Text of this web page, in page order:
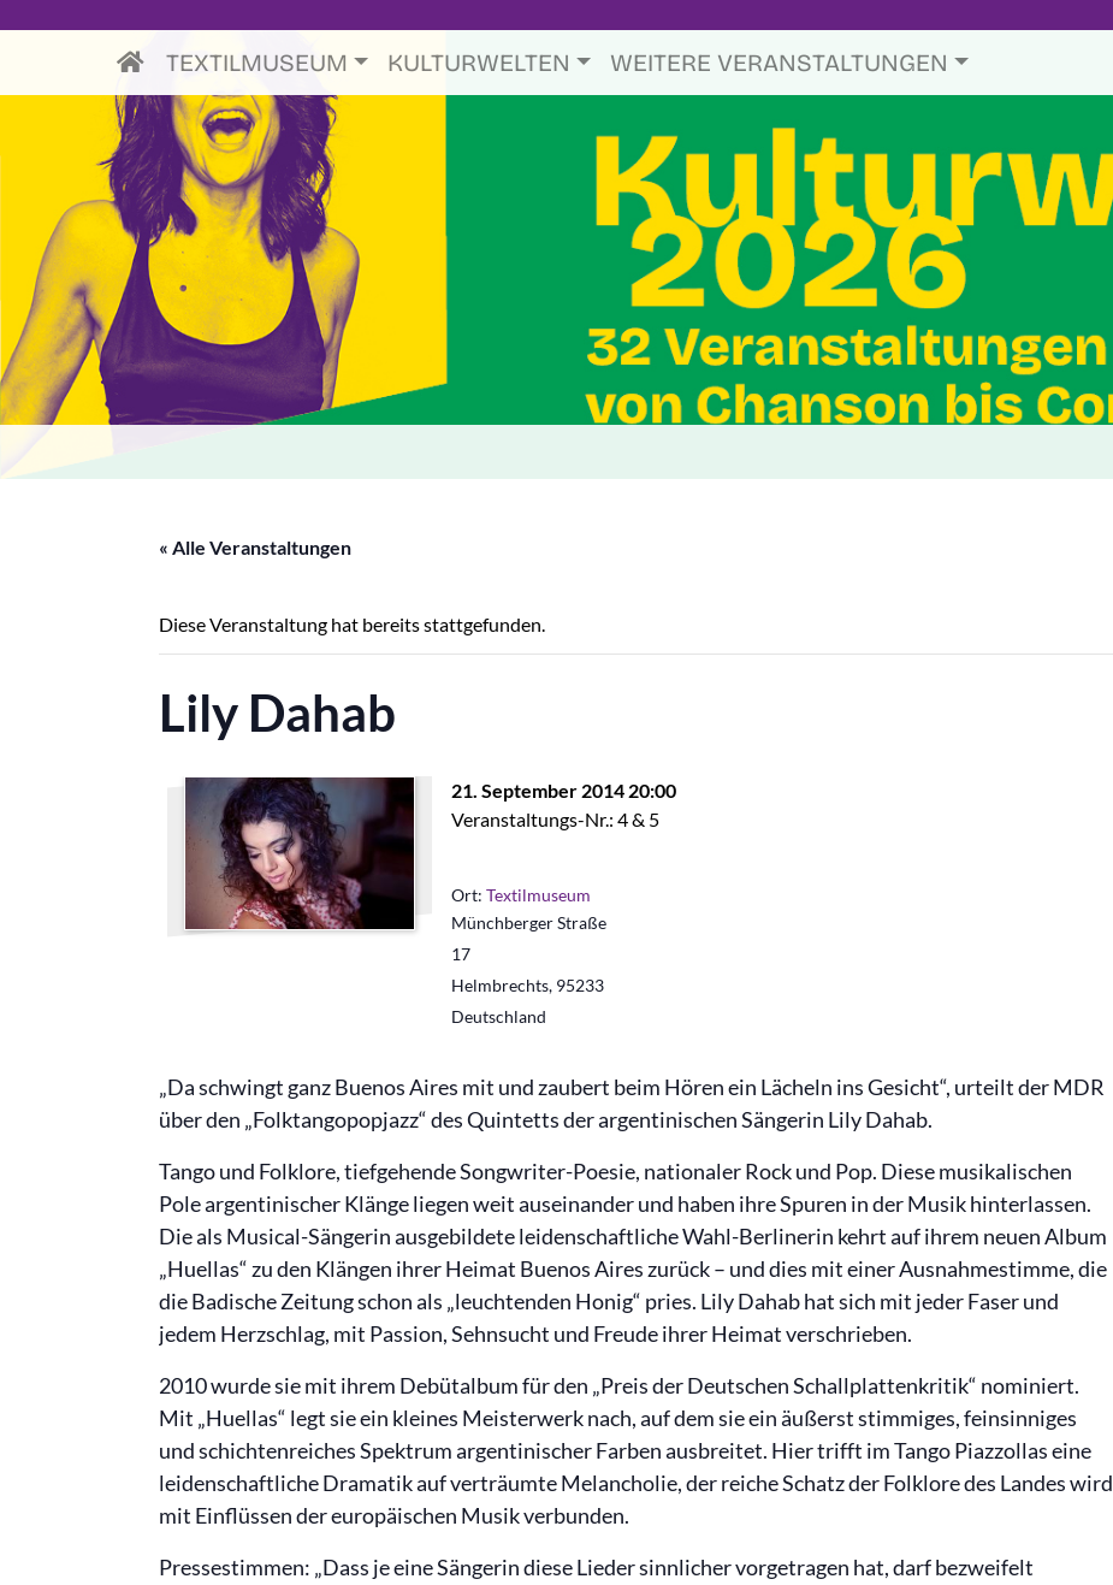
TEXTILMUSEUM KULTURWELTEN WEITERE VERANSTALTUNGEN
« Alle Veranstaltungen
Diese Veranstaltung hat bereits stattgefunden.
Lily Dahab
21. September 2014 20:00
Veranstaltungs-Nr.: 4 & 5
Ort: Textilmuseum
Münchberger Straße
17
Helmbrechts, 95233
Deutschland
„Da schwingt ganz Buenos Aires mit und zaubert beim Hören ein Lächeln ins Gesicht“, urteilt der MDR
über den „Folktangopopjazz“ des Quintetts der argentinischen Sängerin Lily Dahab.
Tango und Folklore, tiefgehende Songwriter-Poesie, nationaler Rock und Pop. Diese musikalischen
Pole argentinischer Klänge liegen weit auseinander und haben ihre Spuren in der Musik hinterlassen.
Die als Musical-Sängerin ausgebildete leidenschaftliche Wahl-Berlinerin kehrt auf ihrem neuen Album
„Huellas“ zu den Klängen ihrer Heimat Buenos Aires zurück – und dies mit einer Ausnahmestimme, die
die Badische Zeitung schon als „leuchtenden Honig“ pries. Lily Dahab hat sich mit jeder Faser und
jedem Herzschlag, mit Passion, Sehnsucht und Freude ihrer Heimat verschrieben.
2010 wurde sie mit ihrem Debütalbum für den „Preis der Deutschen Schallplattenkritik“ nominiert.
Mit „Huellas“ legt sie ein kleines Meisterwerk nach, auf dem sie ein äußerst stimmiges, feinsinniges
und schichtenreiches Spektrum argentinischer Farben ausbreitet. Hier trifft im Tango Piazzollas eine
leidenschaftliche Dramatik auf verträumte Melancholie, der reiche Schatz der Folklore des Landes wird
mit Einflüssen der europäischen Musik verbunden.
Pressestimmen: „Dass je eine Sängerin diese Lieder sinnlicher vorgetragen hat, darf bezweifelt